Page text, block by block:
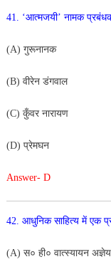
41. ‘आत्मजयी’ नामक
(A) गुरूनानक
(B) वीरेन डंगवाल
(C) कुँवर नारायण
(D) प्रेमघन
Answer- D
42. आधुनिक साहित्य में एक
(A) स० ही० वात्स्यायन अज्ञेय